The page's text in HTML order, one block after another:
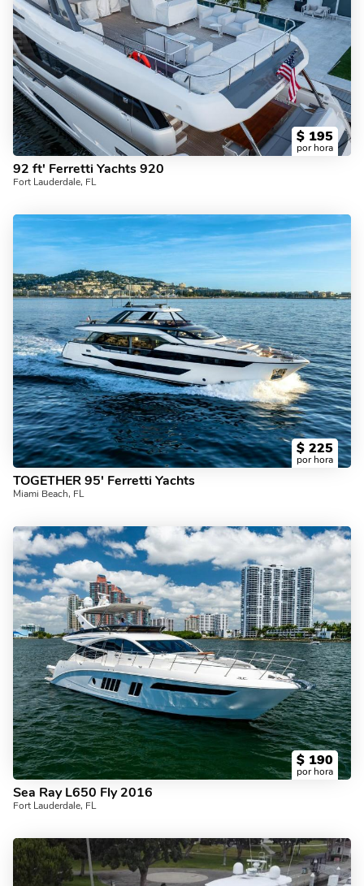
$ 195
por hora
92 ft' Ferretti Yachts 920
Fort Lauderdale, FL
$ 225
por hora
TOGETHER 95' Ferretti Yachts
Miami Beach, FL
$ 190
por hora
Sea Ray L650 Fly 2016
Fort Lauderdale, FL